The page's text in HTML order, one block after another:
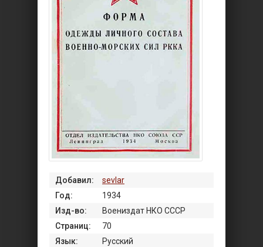
Добавил:
sevlar
Год:
1934
Изд-во:
Воениздат НКО СССР
Страниц:
70
Язык:
Русский